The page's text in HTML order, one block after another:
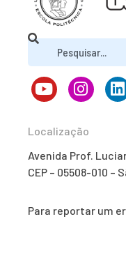
Localização
Avenida Prof.
CEP – 05508-010 –
Para reportar um